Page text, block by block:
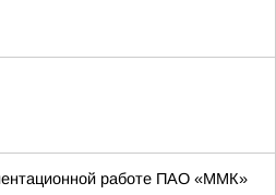
работе ПАО «ММК»